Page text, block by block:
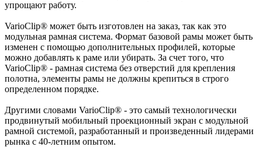
упрощают работу.
VarioClip® может быть изготовлен на заказ, так как это
модульная рамная система. Формат базовой рамы может быть
изменен с помощью дополнительных профилей, которые
можно добавлять к раме или убирать. За счет того, что
VarioClip® - рамная система без отверстий для крепления
полотна, элементы рамы не должны крепиться в строго
определенном порядке.
Другими словами VarioClip® - это самый технологически
продвинутый мобильный проекционный экран с модульной
рамной системой, разработанный и произведенный лидерами
рынка с 40-летним опытом.